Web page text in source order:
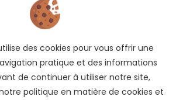
les meilleures opportunités.
des cookies pour vous offrir une
pratique et des informations
de continuer à utiliser notre site,
politique en matière de cookies et